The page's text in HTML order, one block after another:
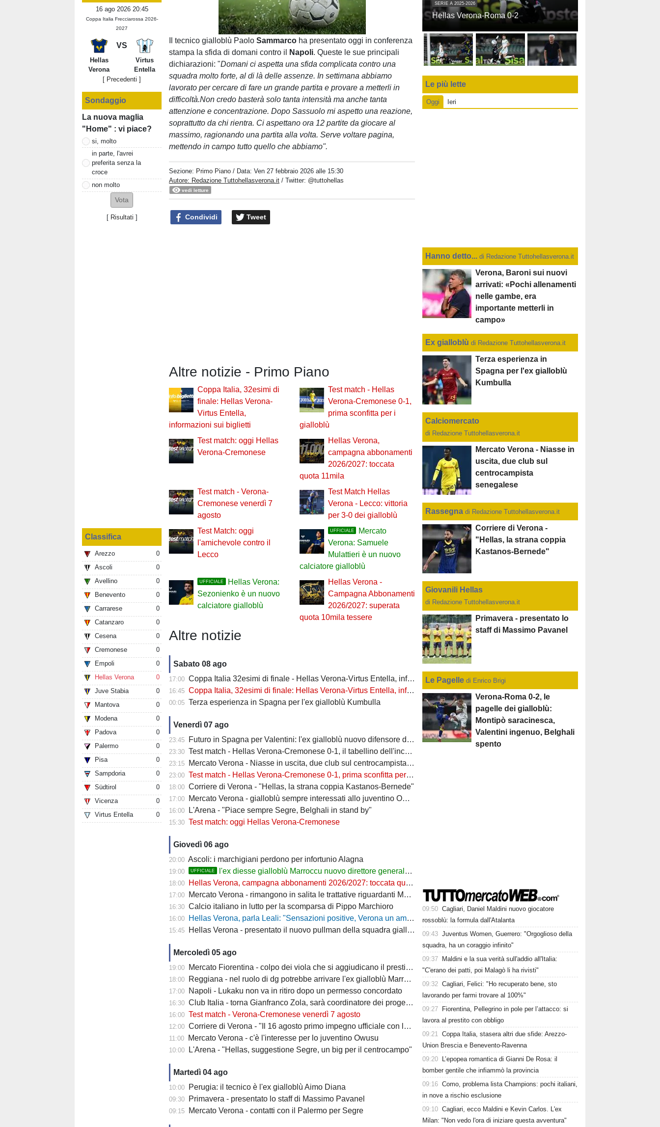
16 ago 2026 20:45
Coppa Italia Frecciarossa 2026-
2027
VS
Hellas
Verona
Virtus
Entella
[ Precedenti ]
Sondaggio
La nuova maglia
"Home" : vi piace?
si, molto
in parte, l'avrei
preferita senza la
croce
non molto
[ Risultati ]
Classifica
Arezzo
0
Ascoli
0
Avellino
0
Benevento
0
Carrarese
0
Catanzaro
0
Cesena
0
Cremonese
0
Empoli
0
Hellas Verona
0
Juve Stabia
0
Mantova
0
Modena
0
Padova
0
Palermo
0
Pisa
0
Sampdoria
0
Südtirol
0
Vicenza
0
Virtus Entella
0
Unmute
Loaded:
100.00%
Il tecnico gialloblù PaoloSammarco ha presentato oggi in conferenza
stampa la sfida di domani contro il
Napoli. Queste le sue principali
dichiarazioni: "Domani ci aspetta una sfida complicata contro una
squadra molto forte, al di là delle assenze. In settimana abbiamo
lavorato per cercare di fare un grande partita e provare a metterli in
difficoltà.Non credo basterà solo tanta intensità ma anche tanta
attenzione e concentrazione. Dopo Sassuolo mi aspetto una reazione,
soprattutto da chi rientra. Ci aspettano ora 12 partite da giocare al
massimo, ragionando una partita alla volta. Serve voltare pagina,
mettendo in campo tutto quello che abbiamo".
Sezione: Primo Piano / Data:Ven 27 febbraio 2026 alle 15:30
Autore: Redazione Tuttohellasverona.it / Twitter: @tuttohellas
vedi letture
Condividi Tweet
Altre notizie - Primo Piano
Coppa Italia, 32esimi di
finale: Hellas Verona-
Virtus Entella,
informazioni sui biglietti
Test match - Hellas
Verona-Cremonese 0-1,
prima sconfitta per i
gialloblù
Test match: oggi Hellas
Verona-Cremonese
Hellas Verona,
campagna abbonamenti
2026/2027: toccata
quota 11mila
Test match - Verona-
Cremonese venerdì 7
agosto
Test Match Hellas
Verona - Lecco: vittoria
per 3-0 dei gialloblù
Test Match: oggi
l'amichevole contro il
Lecco
UFFICIALE
Mercato
Verona: Samuele
Mulattieri è un nuovo
calciatore gialloblù
UFFICIALE
Hellas Verona:
Sezonienko è un nuovo
calciatore gialloblù
Hellas Verona -
Campagna Abbonamenti
2026/2027: superata
quota 10mila tessere
Altre notizie
Sabato 08 ago
17:00 Coppa Italia 32esimi di finale - Hellas Verona-Virtus Entella, informazioni biglietti settore OSPITI
16:45 Coppa Italia, 32esimi di finale: Hellas Verona-Virtus Entella, informazioni sui biglietti
00:05 Terza esperienza in Spagna per l'ex gialloblù Kumbulla
Venerdì 07 ago
23:45 Futuro in Spagna per Valentini: l'ex gialloblù nuovo difensore dell'Alaves
23:30 Test match - Hellas Verona-Cremonese 0-1, il tabellino dell'incontro
23:15 Mercato Verona - Niasse in uscita, due club sul centrocampista senegalese
23:00 Test match - Hellas Verona-Cremonese 0-1, prima sconfitta per i gialloblù
18:00 Corriere di Verona - "Hellas, la strana coppia Kastanos-Bernede"
17:00 Mercato Verona - gialloblù sempre interessati allo juventino Owusu
16:00 L'Arena - "Piace sempre Segre, Belghali in stand by"
15:30 Test match: oggi Hellas Verona-Cremonese
Giovedì 06 ago
20:00 Ascoli: i marchigiani perdono per infortunio Alagna
19:00 UFFICIALE l'ex diesse gialloblù Marroccu nuovo direttore generale della Reggina
18:00 Hellas Verona, campagna abbonamenti 2026/2027: toccata quota 11mila
17:00 Mercato Verona - rimangono in salita le trattative riguardanti Montipò e Segre
16:30 Calcio italiano in lutto per la scomparsa di Pippo Marchioro
16:00 Hellas Verona, parla Leali: "Sensazioni positive, Verona un ambiente dove si può lavorare bene"
15:45 Hellas Verona - presentato il nuovo pullman della squadra gialloblù
Mercoledì 05 ago
19:00 Mercato Fiorentina - colpo dei viola che si aggiudicano il prestito dal Real di Mastantuono
18:00 Reggiana - nel ruolo di dg potrebbe arrivare l'ex gialloblù Marroccu
17:00 Napoli - Lukaku non va in ritiro dopo un permesso concordato
16:30 Club Italia - torna Gianfranco Zola, sarà coordinatore dei progetti delle attività giovanili
16:00 Test match - Verona-Cremonese venerdì 7 agosto
12:00 Corriere di Verona - "Il 16 agosto primo impegno ufficiale con la Coppa Italia"
11:00 Mercato Verona - c'è l'interesse per lo juventino Owusu
10:00 L'Arena - "Hellas, suggestione Segre, un big per il centrocampo"
Martedì 04 ago
10:00 Perugia: il tecnico è l'ex gialloblù Aimo Diana
09:30 Primavera - presentato lo staff di Massimo Pavanel
09:15 Mercato Verona - contatti con il Palermo per Segre
SERIE A 2025-2026
Hellas Verona-Roma 0-2
Le più lette
Oggi Ieri
Hanno detto... di Redazione Tuttohellasverona.it
Verona, Baroni sui nuovi
arrivati: «Pochi allenamenti
nelle gambe, era
importante metterli in
campo»
Ex gialloblùdi Redazione Tuttohellasverona.it
Terza esperienza in
Spagna per l'ex gialloblù
Kumbulla
Calciomercato
di Redazione Tuttohellasverona.it
Mercato Verona - Niasse in
uscita, due club sul
centrocampista
senegalese
Rassegna di Redazione Tuttohellasverona.it
Corriere di Verona -
"Hellas, la strana coppia
Kastanos-Bernede"
Giovanili Hellas
di Redazione Tuttohellasverona.it
Primavera - presentato lo
staff di Massimo Pavanel
Le Pagelle di Enrico Brigi
Verona-Roma 0-2, le
pagelle dei gialloblù:
Montipò saracinesca,
Valentini ingenuo, Belghali
spento
09:50 Cagliari, Daniel Maldini nuovo giocatore
rossoblù: la formula dall'Atalanta
09:43 Juventus Women, Guerrero: "Orgoglioso della
squadra, ha un coraggio infinito"
09:37
Maldini e la sua verità sull'addio all'Italia:
"C'erano dei patti, poi Malagò li ha rivisti"
09:32 Cagliari, Felici: "Ho recuperato bene, sto
lavorando per farmi trovare al 100%"
09:27
Fiorentina, Pellegrino in pole per l’attacco: si
lavora al prestito con obbligo
09:21 Coppa Italia, stasera altri due sfide: Arezzo-
Union Brescia e Benevento-Ravenna
09:20
L’epopea romantica di Gianni De Rosa: il
bomber gentile che infiammò la provincia
09:16 Como, problema lista Champions: pochi italiani,
in nove a rischio esclusione
09:10 Cagliari, ecco Maldini e Kevin Carlos. L'ex
Milan: "Non vedo l'ora di iniziare questa avventura"